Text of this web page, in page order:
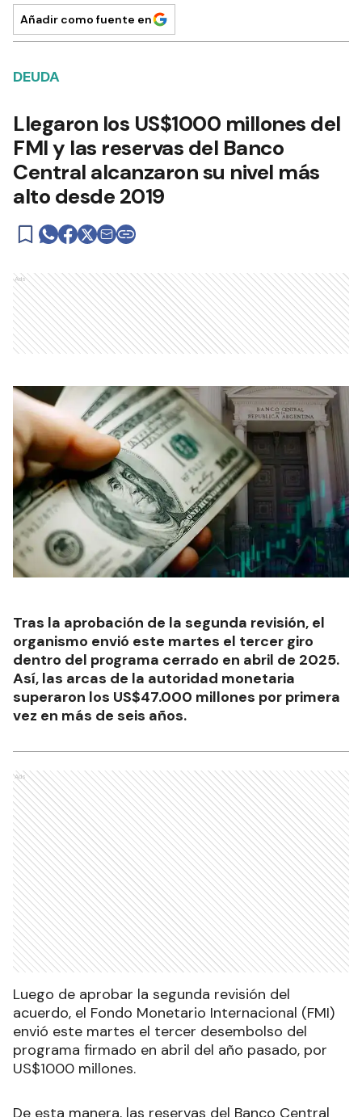
Añadir como fuente en
DEUDA
Llegaron los US$1000 millones del
FMI y las reservas del Banco
Central alcanzaron su nivel más
alto desde 2019
Ads
Tras la aprobación de la segunda revisión, el
organismo envió este martes el tercer giro
dentro del programa cerrado en abril de 2025.
Así, las arcas de la autoridad monetaria
superaron los US$47.000 millones por primera
vez en más de seis años.
Ads
Luego de aprobar la segunda revisión del
acuerdo, el Fondo Monetario Internacional (FMI)
envió este martes el tercer desembolso del
programa firmado en abril del año pasado, por
US$1000 millones.
De esta manera, las reservas del Banco Central